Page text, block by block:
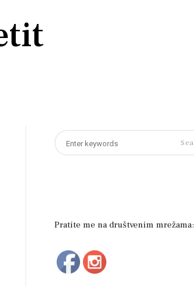
for:
Pratite me na društvenim mrežama: